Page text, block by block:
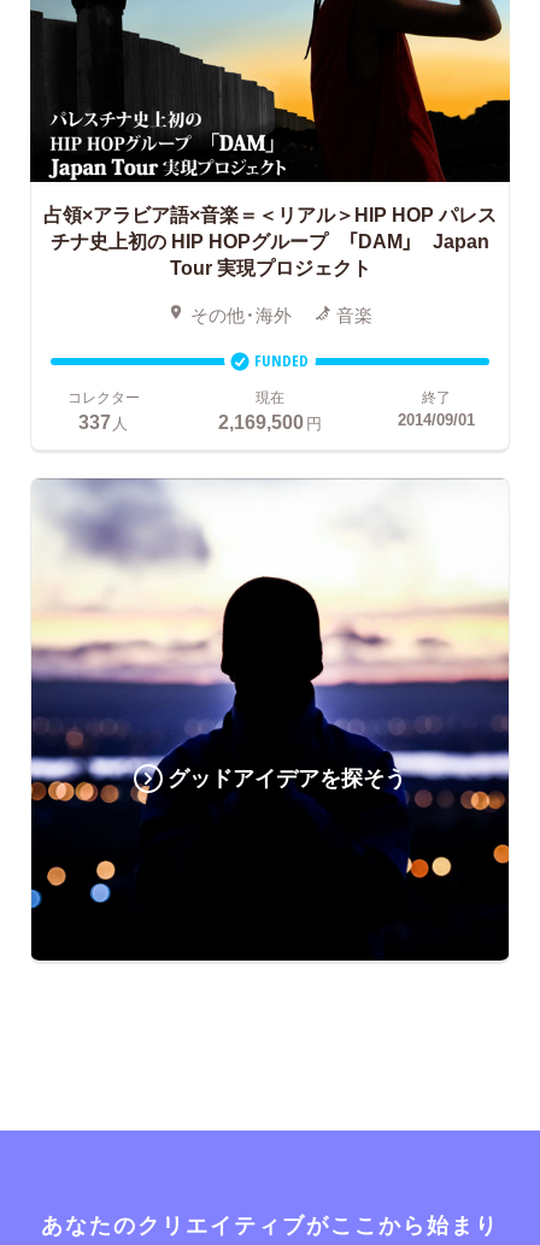
占領×アラビア語×音楽＝＜リアル＞HIP HOPパレス
チナ史上初の HIP HOPグループ 「DAM」 Japan
Tour 実現プロジェクト
その他・海外 音楽
FUNDED
コレクター
337 人
現在
2,169,500円
終了
2014/09/01
グッドアイデアを探そう
あなたのクリエイティブがここから始まり